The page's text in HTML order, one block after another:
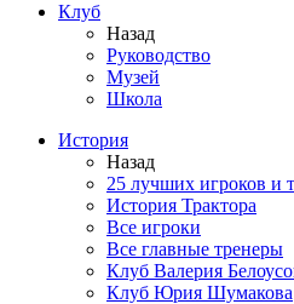
Клуб
Назад
Руководство
Музей
Школа
История
Назад
25 лучших игроков и
История Трактора
Все игроки
Все главные тренеры
Клуб Валерия
Клуб Юрия Шумакова